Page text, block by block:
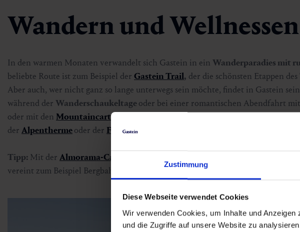
Zustimmung
Diese Webseite verwendet Cookies
Wir verwenden Cookies, um Inhalte und
und die Zugriffe auf unsere Website zu
Wandern und
In den warmen Monaten verwandelt sich Gastein in ein Wanderparadies mit
beliebte Route ist zum Beispiel der Gastein Trail, der die schönsten Etappen
Aber auch, wer nicht ganz so lange unterwegs sein möchte, findet in Gastein
während der Wanderschaukeltageoder bei einer romantischen Abendfahrt
oder mit den Mountaincarts
der Alpenthermeoder der Felsentherme
Tipp: Mit der Almorama-Card
vereint zum Beispiel Bergbahntickets und Thermeneintritt in einer Karte.